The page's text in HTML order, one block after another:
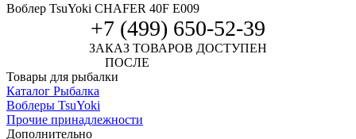
Воблер TsuYoki CHAFER 40F E009
+7 (499) 650-52-39
ЗАКАЗ ТОВАРОВ ДОСТУПЕН
ПОСЛЕ
Товары для рыбалки
Каталог Рыбалка
Воблеры TsuYoki
Прочие принадлежности
Дополнительно